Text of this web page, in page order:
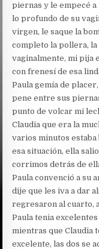
piernas y le empecé
lo profundo de su
virgen, le saque la
completo la pollera,
vaginalmente, mi pija
con frenesí de esa
Paula gemía de
pene entre sus
punto de volcar mi
Claudia que era la
varios minutos estaba
esa situación, ella
corrimos detrás de
Paula convenció a su
dije que les iva a dar
regresaron al cuarto,
Paula tenia
mientras que Claudia
excelente, las dos se